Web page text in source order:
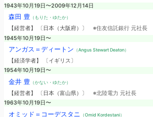
1943年10月19日〜2009年12月14日
森田 豊 （もりた・ゆたか）
【経営者】 〔日本（大阪府）〕 ※住友信託銀行 元社長
1945年10月19日〜
アンガス＝ディートン （Angus Stewart Deaton）
【経済学者】 〔イギリス〕
1954年10月19日〜
金井 豊 （かない・ゆたか）
【経営者】 〔日本（富山県）〕 ※北陸電力 元社長
1963年10月19日〜
オミッド＝コーデスタニ （Omid Kordestani）